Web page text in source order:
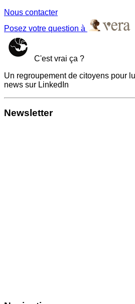
Nous contacter
Posez votre question à
C'est vrai ça ?
Un regroupement de citoyens pour
news sur LinkedIn
Newsletter